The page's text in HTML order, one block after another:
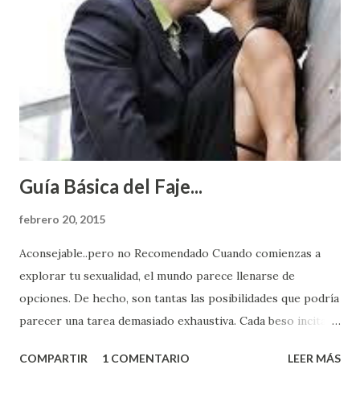
Guía Básica del Faje...
febrero 20, 2015
Aconsejable..pero no Recomendado Cuando comienzas a
explorar tu sexualidad, el mundo parece llenarse de
opciones. De hecho, son tantas las posibilidades que podría
parecer una tarea demasiado exhaustiva. Cada beso incita
partes de ti que jamás hubieras imaginado. El problema es
COMPARTIR 1 COMENTARIO LEER MÁS